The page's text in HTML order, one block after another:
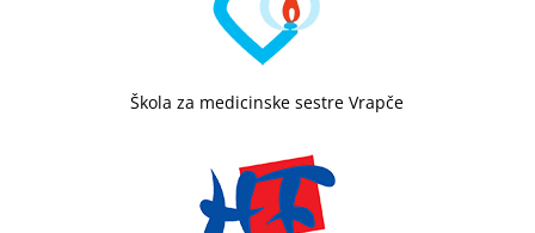
Škola za medicinske sestre Vrapče